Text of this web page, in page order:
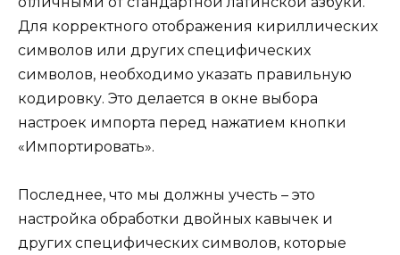
Для корректного отображения кириллических
символов или других специфических
символов, необходимо указать правильную
кодировку. Это делается в окне выбора
настроек импорта перед нажатием кнопки
«Импортировать».
Последнее, что мы должны учесть – это
настройка обработки двойных кавычек и
других специфических символов, которые